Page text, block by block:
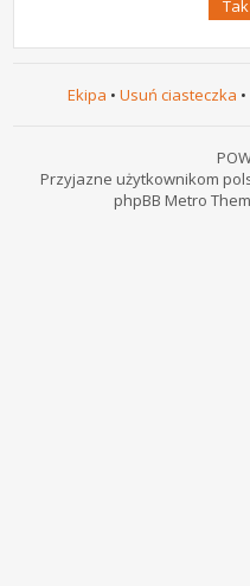
Ekipa • Usuń ciasteczka
Przyjazne użytkownikom
phpBB Metro